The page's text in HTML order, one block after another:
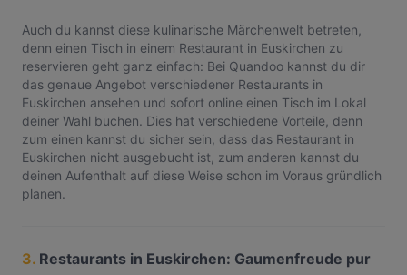
Auch du kannst diese kulinarische Märchenwelt betreten,
denn einen Tisch in einem Restaurant in Euskirchen zu
reservieren geht ganz einfach: Bei Quandoo kannst du dir
das genaue Angebot verschiedener Restaurants in
Euskirchen ansehen und sofort online einen Tisch im Lokal
deiner Wahl buchen. Dies hat verschiedene Vorteile, denn
zum einen kannst du sicher sein, dass das Restaurant in
Euskirchen nicht ausgebucht ist, zum anderen kannst du
deinen Aufenthalt auf diese Weise schon im Voraus gründlich
planen.
3. Restaurants in Euskirchen: Gaumenfreude pur